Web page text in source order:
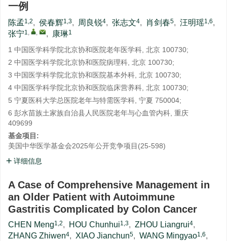
一例
陈孟1,2, 侯春辉1,3, 周良锐4, 张志文4, 肖剑春5, 汪明瑶1,6,
张宁1, , , 康琳1
1 中国医学科学院北京协和医院老年医学科, 北京 100730;
2 中国医学科学院北京协和医院病理科, 北京 100730;
3 中国医学科学院北京协和医院基本外科, 北京 100730;
4 中国医学科学院北京协和医院临床营养科, 北京 100730;
5 宁夏医科大学总医院老年与特需医学科, 宁夏 750004;
6 彭水苗族土家族自治县人民医院老年与心血管内科, 重庆
409699
基金项目:
美国中华医学基金会2025年公开竞争项目(25-598)
详细信息
A Case of Comprehensive Management in
an Older Patient with Autoimmune
Gastritis Complicated by Colon Cancer
CHEN Meng1,2, HOU Chunhui1,3, ZHOU Liangrui4,
ZHANG Zhiwen4, XIAO Jianchun5, WANG Mingyao1,6,